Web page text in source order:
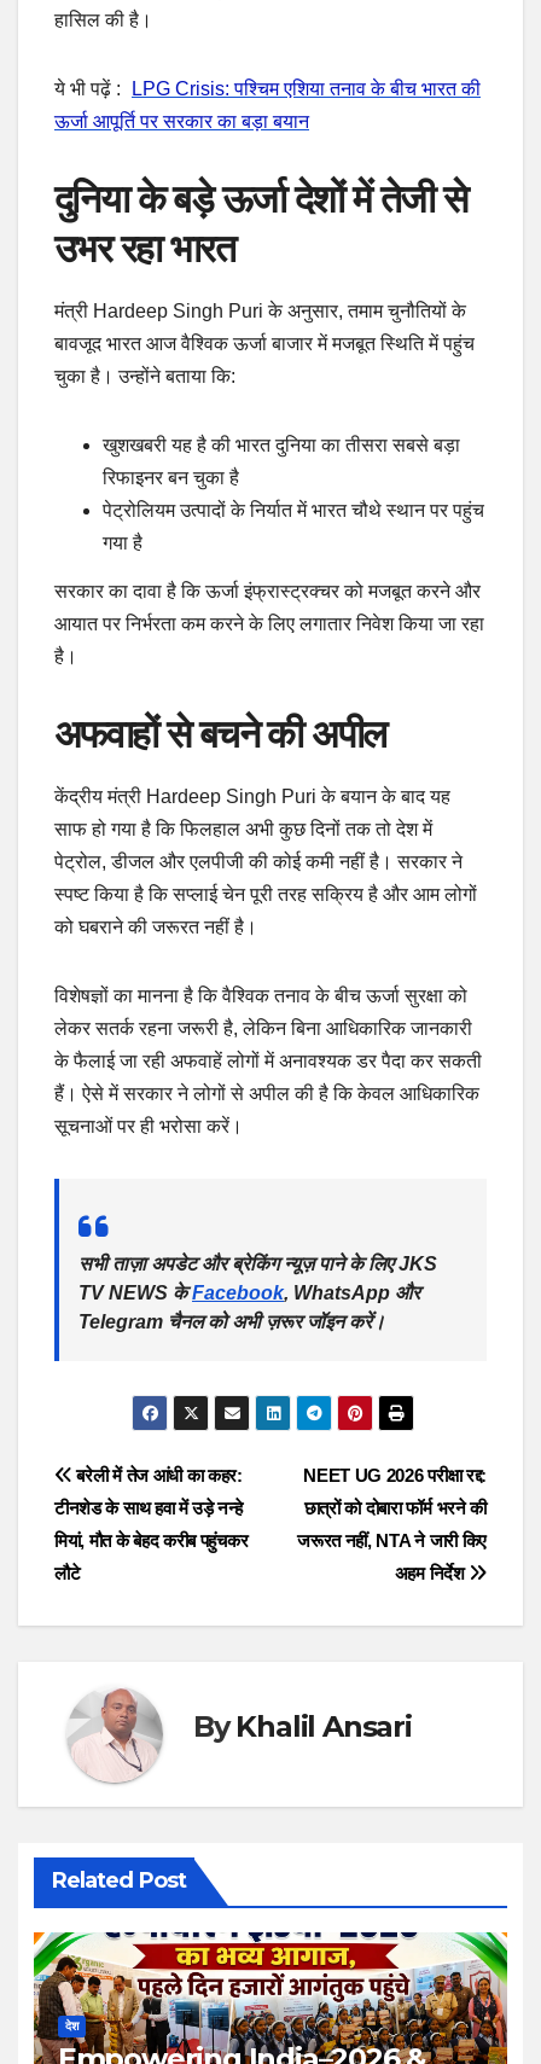
हासिल की है।
ये भी पढ़ें :
LPG Crisis: पश्चिम एशिया तनाव के बीच भारत की
ऊर्जा आपूर्ति पर सरकार का बड़ा बयान
दुनिया के बड़े ऊर्जा देशों में तेजी से
उभर रहा भारत
मंत्री Hardeep Singh Puri के अनुसार, तमाम चुनौतियों के
बावजूद भारत आज वैश्विक ऊर्जा बाजार में मजबूत स्थिति में पहुंच
चुका है। उन्होंने बताया कि:
खुशखबरी यह है की भारत दुनिया का तीसरा सबसे बड़ा
रिफाइनर बन चुका है
पेट्रोलियम उत्पादों के निर्यात में भारत चौथे स्थान पर पहुंच
गया है
सरकार का दावा है कि ऊर्जा इंफ्रास्ट्रक्चर को मजबूत करने और
आयात पर निर्भरता कम करने के लिए लगातार निवेश किया जा रहा
है।
अफवाहों से बचने की अपील
केंद्रीय मंत्री Hardeep Singh Puri के बयान के बाद यह
साफ हो गया है कि फिलहाल अभी कुछ दिनों तक तो देश में
पेट्रोल, डीजल और एलपीजी की कोई कमी नहीं है। सरकार ने
स्पष्ट किया है कि सप्लाई चेन पूरी तरह सक्रिय है और आम लोगों
को घबराने की जरूरत नहीं है।
विशेषज्ञों का मानना है कि वैश्विक तनाव के बीच ऊर्जा सुरक्षा को
लेकर सतर्क रहना जरूरी है, लेकिन बिना आधिकारिक जानकारी
के फैलाई जा रही अफवाहें लोगों में अनावश्यक डर पैदा कर सकती
हैं। ऐसे में सरकार ने लोगों से अपील की है कि केवल आधिकारिक
सूचनाओं पर ही भरोसा करें।
सभी ताज़ा अपडेट और ब्रेकिंग न्यूज़ पाने के लिए JKS
TV NEWS केFacebook, WhatsApp और
Telegram चैनल को अभी ज़रूर जॉइन करें।
Post
navigation
NEET UG 2026 परीक्षा रद्द:
छात्रों को दोबारा फॉर्म भरने की
जरूरत नहीं, NTA ने जारी किए
अहम निर्देश
बरेली में तेज आंधी का कहर:
टीनशेड के साथ हवा में उड़े नन्हे
मियां, मौत के बेहद करीब पहुंचकर
लौटे
ByKhalil Ansari
Related Post
देश